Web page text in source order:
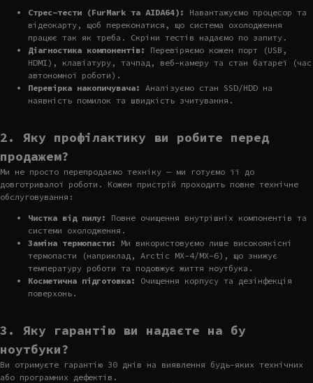
Стрес-тести (FurMark та AIDA64):
Навантажуємо процесор та
відеокарту, щоб переконатися, що система охолодження
працює так як треба. Скріни тестів надаємо по запиту.
Діагностика компонентів:
Перевіряємо кожен порт (USB,
HDMI), клавіатуру, тачпад, веб-камеру та стан батареї (час
автономної роботи).
Перевірка накопичувача:
Аналізуємо стан SSD/HDD на
наявність помилок та швидкість зчитування.
2. Яку профілактику ви робите перед
продажем?
Ми не просто перепродаємо техніку — ми готуємо її до
довготривалої роботи. Кожен пристрій проходить повне технічне
обслуговування:
Чистка від пилу:
Повне очищення внутрішніх компонентів та
системи охолодження.
Заміна термопасти:
Ми використовуємо лише високоякісні
термопасти (наприклад, Arctic MX-4/MX-6), що знижує
температуру роботи та подовжує життя ноутбука.
Косметична підготовка:
Очищення корпусу та дезінфекція
поверхонь.
3. Яку гарантію ви надаєте на бу
ноутбуки?
Ви отримуєте гарантію 30 днів на виявлення будь-яких технічних
або програмних дефектів.